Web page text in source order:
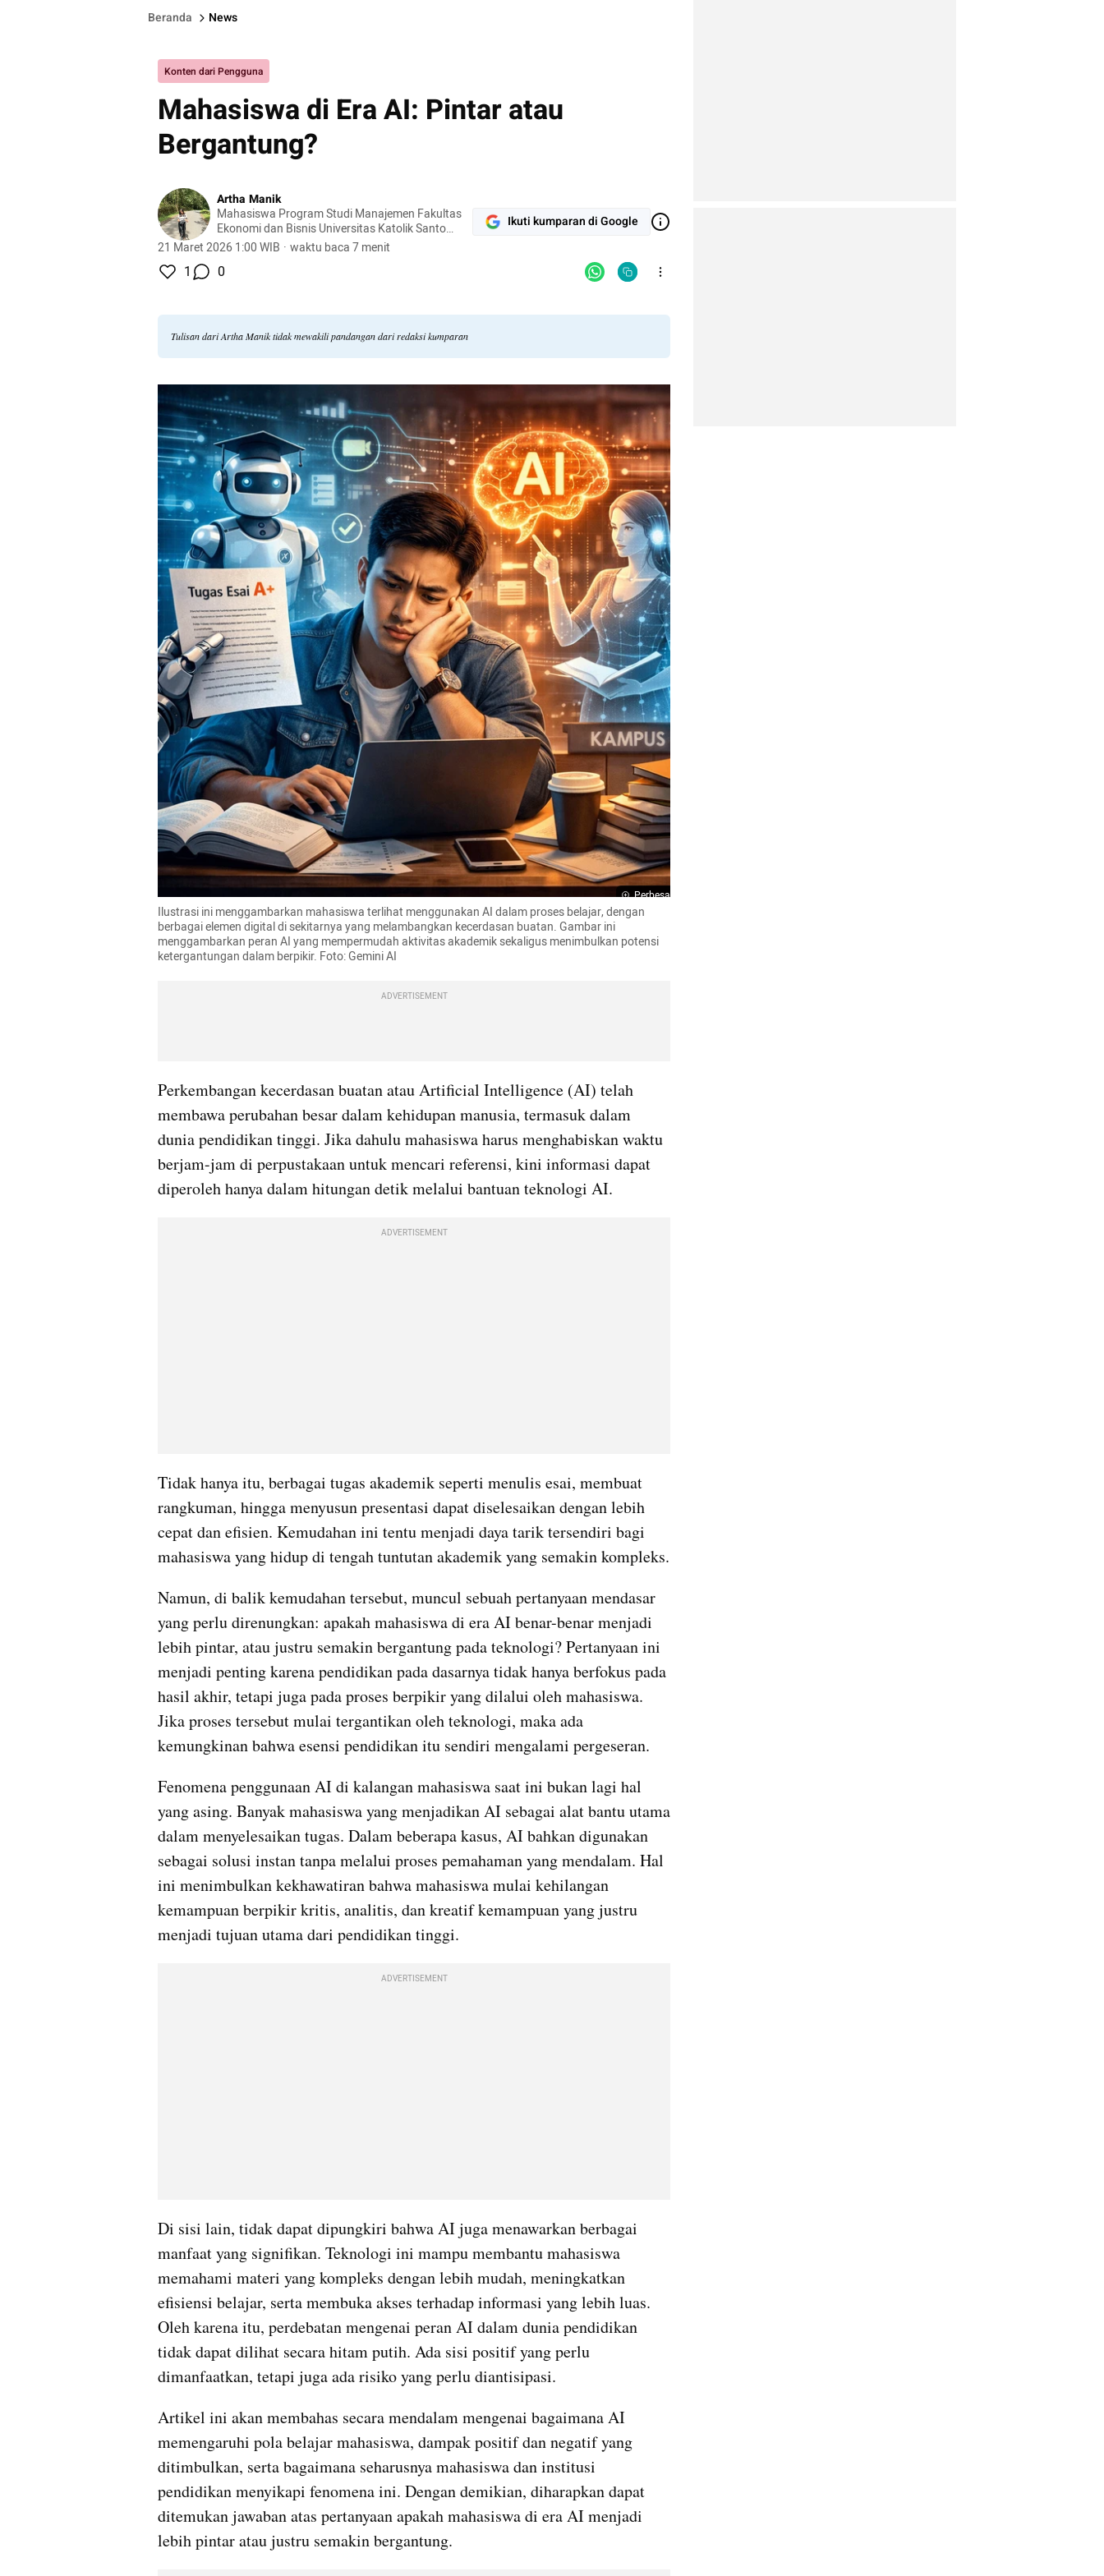
Beranda News
Konten dari Pengguna
Mahasiswa di Era AI: Pintar atau
Bergantung?
Artha Manik
Mahasiswa Program Studi Manajemen Fakultas
Ekonomi dan Bisnis Universitas Katolik Santo
Thomas Medan
21 Maret 2026 1:00 WIB · waktu baca 7 menit
Ikuti kumparan di Google
1 0
Tulisan dari Artha Manik tidak mewakili pandangan dari redaksi kumparan
Perbesar
Ilustrasi ini menggambarkan mahasiswa terlihat menggunakan AI dalam proses belajar, dengan
berbagai elemen digital di sekitarnya yang melambangkan kecerdasan buatan. Gambar ini
menggambarkan peran AI yang mempermudah aktivitas akademik sekaligus menimbulkan potensi
ketergantungan dalam berpikir. Foto: Gemini AI
ADVERTISEMENT
Perkembangan kecerdasan buatan atau Artificial Intelligence (AI) telah
membawa perubahan besar dalam kehidupan manusia, termasuk dalam
dunia pendidikan tinggi. Jika dahulu mahasiswa harus menghabiskan waktu
berjam-jam di perpustakaan untuk mencari referensi, kini informasi dapat
diperoleh hanya dalam hitungan detik melalui bantuan teknologi AI.
ADVERTISEMENT
Tidak hanya itu, berbagai tugas akademik seperti menulis esai, membuat
rangkuman, hingga menyusun presentasi dapat diselesaikan dengan lebih
cepat dan efisien. Kemudahan ini tentu menjadi daya tarik tersendiri bagi
mahasiswa yang hidup di tengah tuntutan akademik yang semakin kompleks.
Namun, di balik kemudahan tersebut, muncul sebuah pertanyaan mendasar
yang perlu direnungkan: apakah mahasiswa di era AI benar-benar menjadi
lebih pintar, atau justru semakin bergantung pada teknologi? Pertanyaan ini
menjadi penting karena pendidikan pada dasarnya tidak hanya berfokus pada
hasil akhir, tetapi juga pada proses berpikir yang dilalui oleh mahasiswa.
Jika proses tersebut mulai tergantikan oleh teknologi, maka ada
kemungkinan bahwa esensi pendidikan itu sendiri mengalami pergeseran.
Fenomena penggunaan AI di kalangan mahasiswa saat ini bukan lagi hal
yang asing. Banyak mahasiswa yang menjadikan AI sebagai alat bantu utama
dalam menyelesaikan tugas. Dalam beberapa kasus, AI bahkan digunakan
sebagai solusi instan tanpa melalui proses pemahaman yang mendalam. Hal
ini menimbulkan kekhawatiran bahwa mahasiswa mulai kehilangan
kemampuan berpikir kritis, analitis, dan kreatif kemampuan yang justru
menjadi tujuan utama dari pendidikan tinggi.
ADVERTISEMENT
Di sisi lain, tidak dapat dipungkiri bahwa AI juga menawarkan berbagai
manfaat yang signifikan. Teknologi ini mampu membantu mahasiswa
memahami materi yang kompleks dengan lebih mudah, meningkatkan
efisiensi belajar, serta membuka akses terhadap informasi yang lebih luas.
Oleh karena itu, perdebatan mengenai peran AI dalam dunia pendidikan
tidak dapat dilihat secara hitam putih. Ada sisi positif yang perlu
dimanfaatkan, tetapi juga ada risiko yang perlu diantisipasi.
Artikel ini akan membahas secara mendalam mengenai bagaimana AI
memengaruhi pola belajar mahasiswa, dampak positif dan negatif yang
ditimbulkan, serta bagaimana seharusnya mahasiswa dan institusi
pendidikan menyikapi fenomena ini. Dengan demikian, diharapkan dapat
ditemukan jawaban atas pertanyaan apakah mahasiswa di era AI menjadi
lebih pintar atau justru semakin bergantung.